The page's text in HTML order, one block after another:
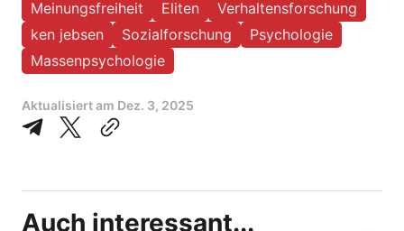
Meinungsfreiheit Eliten
Verhaltensforschung
ken jebsen
Sozialforschung
Psychologie
Massenpsychologie
Aktualisiert am Dez. 3, 2025
Auch interessant...